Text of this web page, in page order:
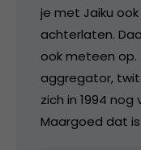
je met Jaiku
achterlaten.
ook meteen op.
aggregator,
zich in 1994
Maargoed dat